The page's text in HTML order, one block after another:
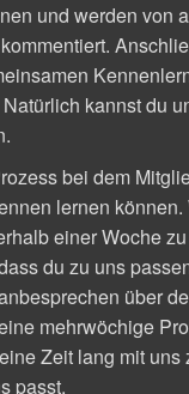
und werden von
kannst du
bei dem
lernen können.
einer Woche
du zu uns
über
mehrwöchige
Zeit lang mit uns
passt.